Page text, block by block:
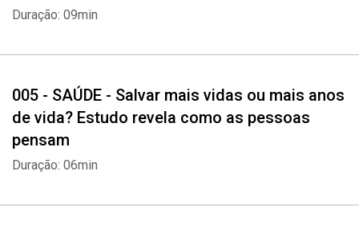
Duração: 09min
005 - SAÚDE - Salvar mais vidas ou mais anos
de vida? Estudo revela como as pessoas
pensam
Duração: 06min